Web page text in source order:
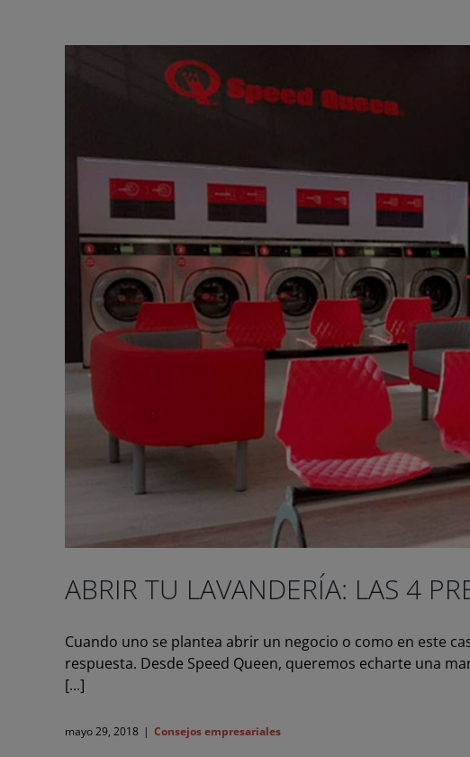
ABRIR TU LAVANDERÍA: LAS 4
Cuando uno se plantea abrir un negocio o como en este
respuesta. Desde Speed Queen, queremos echarte una
[...]
mayo 29, 2018 | Consejos empresariales